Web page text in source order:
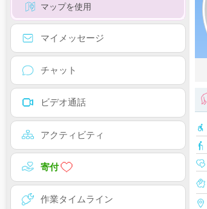
マップを使用
マイメッセージ
チャット
ビデオ通話
アクティビティ
寄付
作業タイムライン